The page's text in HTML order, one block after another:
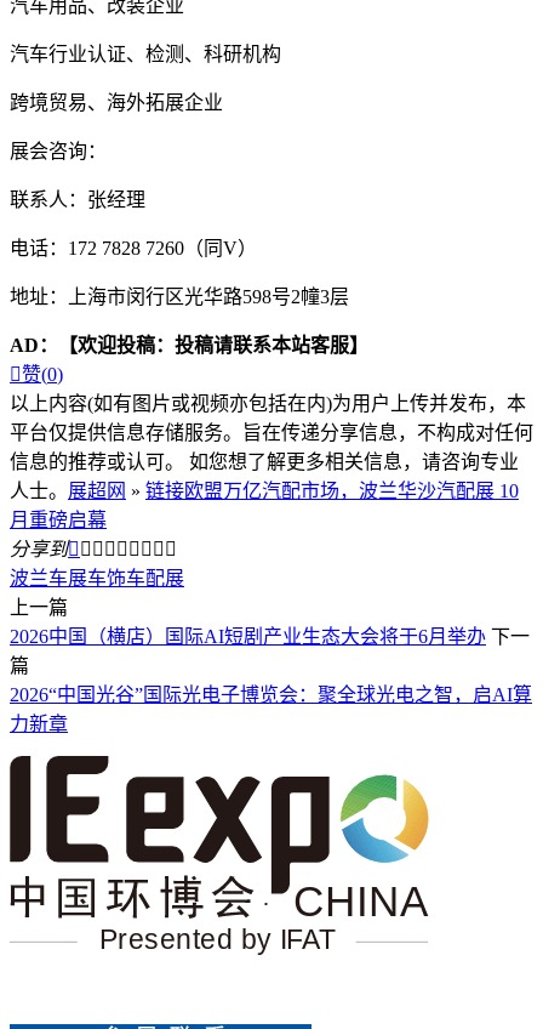
汽车用品、改装企业
汽车行业认证、检测、科研机构
跨境贸易、海外拓展企业
展会咨询：
联系人：张经理
电话：172 7828 7260（同V）
地址：上海市闵行区光华路598号2幢3层
AD：
【欢迎投稿：投稿请联系本站客服】
赞(0)
以上内容(如有图片或视频亦包括在内)为用户上传并发布，本
平台仅提供信息存储服务。旨在传递分享信息，不构成对任何
信息的推荐或认可。 如您想了解更多相关信息，请咨询专业
人士。 展超网 » 链接欧盟万亿汽配市场，波兰华沙汽配展 10
月重磅启幕
分享到        
波兰车展车饰车配展
上一篇
2026中国（横店）国际AI短剧产业生态大会将于6月举办 下一
篇
2026“中国光谷”国际光电子博览会：聚全球光电之智，启AI算
力新章